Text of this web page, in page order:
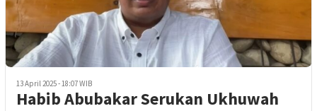
13 April 2025 - 18:07 WIB
Habib Abubakar Serukan Ukhuwah